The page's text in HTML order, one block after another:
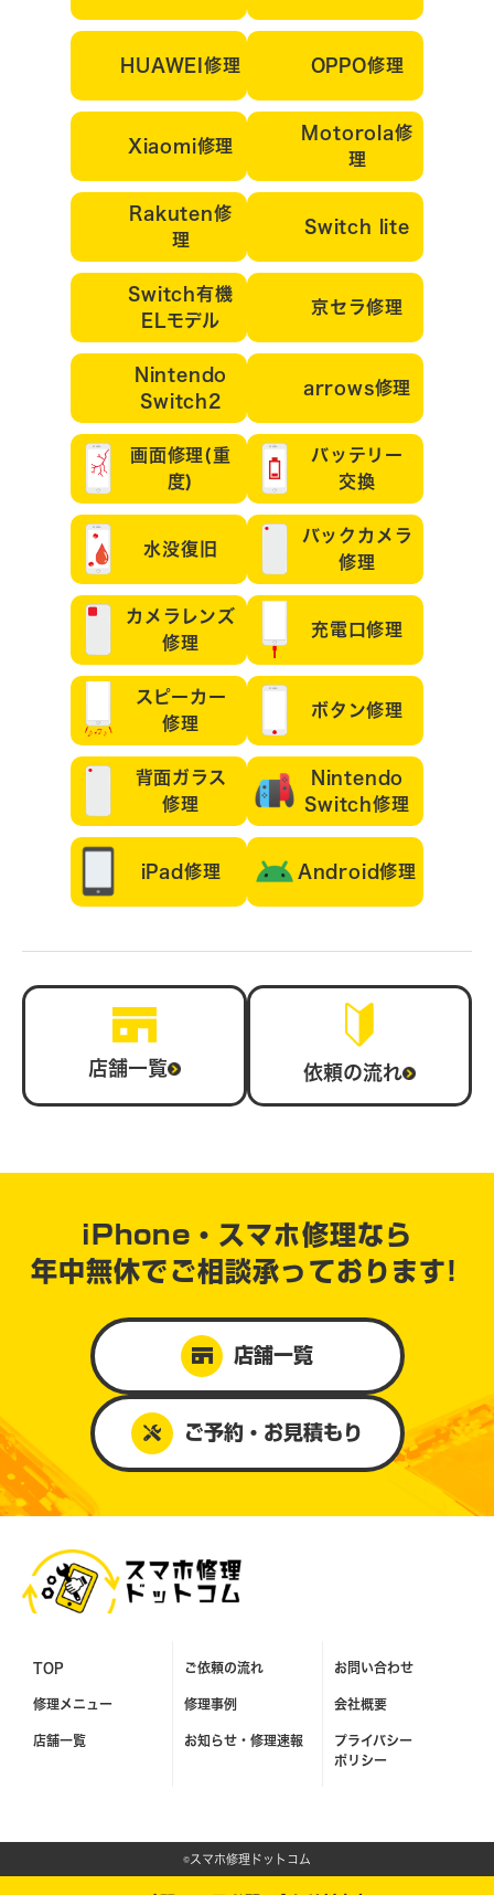
HUAWEI修理 OPPO修理
Xiaomi修理
Motorola修
理
Rakuten修
理
Switch lite
Switch有機
ELモデル
京セラ修理
Nintendo
Switch2
arrows修理
画面修理(重
度)
バッテリー
交換
水没復旧
バックカメラ
修理
カメラレンズ
修理
充電口修理
スピーカー
修理
ボタン修理
背面ガラス
修理
Nintendo
Switch修理
iPad修理 Android修理
店舗一覧 依頼の流れ
iPhone・スマホ修理なら
年中無休で ご相談承っております!
店舗一覧
ご予約・お見積もり
TOP
修理メニュー
店舗一覧
ご依頼の流れ
修理事例
お知らせ・ 修理速報
お問い合わせ
会社概要
プライバシー
ポリシー
©スマホ修理ドットコム